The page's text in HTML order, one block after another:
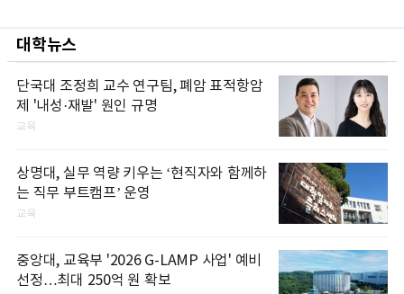
대학뉴스
단국대 조정희 교수 연구팀, 폐암 표적항암
제 '내성·재발' 원인 규명
교육
상명대, 실무 역량 키우는 ‘현직자와 함께하
는 직무 부트캠프’ 운영
교육
중앙대, 교육부 '2026 G-LAMP 사업' 예비
선정…최대 250억 원 확보